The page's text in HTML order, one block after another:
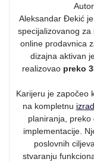
Aleksandar Đekić
specijalizovanog
online prodavnica
dizajna aktivan
realizovao preko
Karijeru je započeo
na kompletnu
planiranja, preko
implementacije.
poslovnih
stvaranju